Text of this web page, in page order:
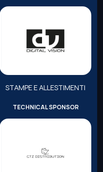
STAMPE E ALLESTIMENTI
TECHNICAL SPONSOR